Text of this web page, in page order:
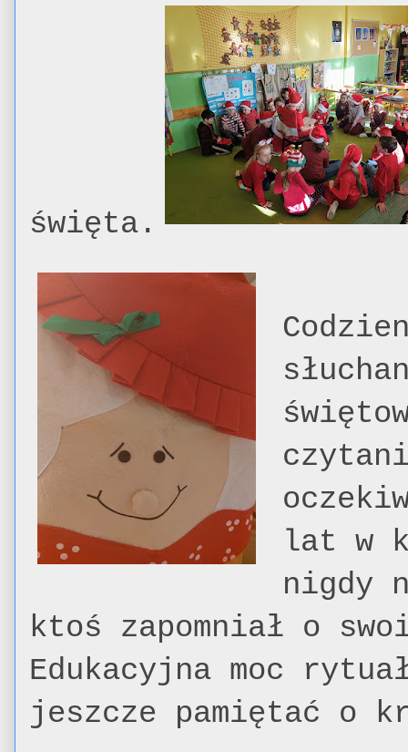
święta.
lat w
nigdy
ktoś zapomniał o
Edukacyjna moc
jeszcze pamiętać o